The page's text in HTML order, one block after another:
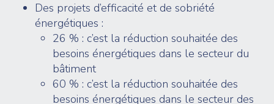
Des projets d’efficacité et de sobriété
énergétiques :
26 % : c’est la réduction souhaitée des
besoins énergétiques dans le secteur du
bâtiment
60 % : c’est la réduction souhaitée des
besoins énergétiques dans le secteur des